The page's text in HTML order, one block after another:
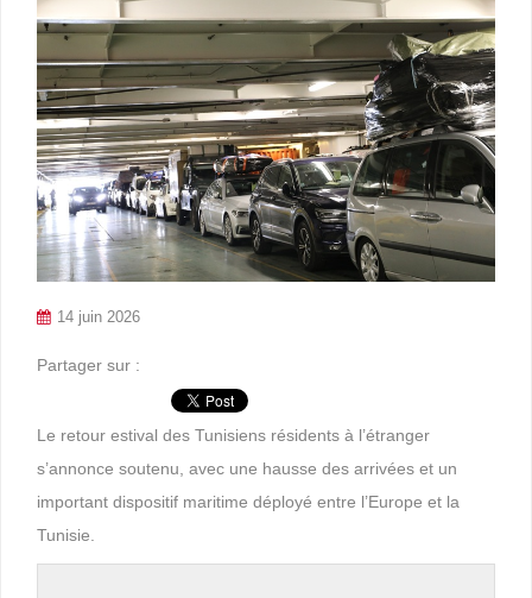
14 juin 2026
Partager sur :
Le retour estival des Tunisiens résidents à l’étranger
s’annonce soutenu, avec une hausse des arrivées et un
important dispositif maritime déployé entre l’Europe et la
Tunisie.